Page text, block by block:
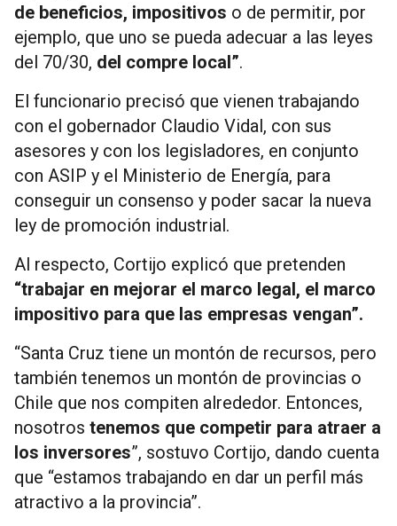
de beneficios, impositivos o de permitir, por
ejemplo, que uno se pueda adecuar a las leyes
del 70/30, del compre local”.
El funcionario precisó que vienen trabajando
con el gobernador Claudio Vidal, con sus
asesores y con los legisladores, en conjunto
con ASIP y el Ministerio de Energía, para
conseguir un consenso y poder sacar la nueva
ley de promoción industrial.
Al respecto, Cortijo explicó que pretenden
“trabajar en mejorar el marco legal, el marco
impositivo para que las empresas vengan”.
“Santa Cruz tiene un montón de recursos, pero
también tenemos un montón de provincias o
Chile que nos compiten alrededor. Entonces,
nosotros tenemos que competir para atraer a
los inversores”, sostuvo Cortijo, dando cuenta
que “estamos trabajando en dar un perfil más
atractivo a la provincia”.